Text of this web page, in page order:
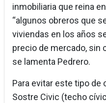
inmobiliaria que reina
“algunos obreros que
viviendas en los años
precio de mercado, sin
se lamenta Pedrero.
Para evitar este tipo de
Sostre Civic (techo